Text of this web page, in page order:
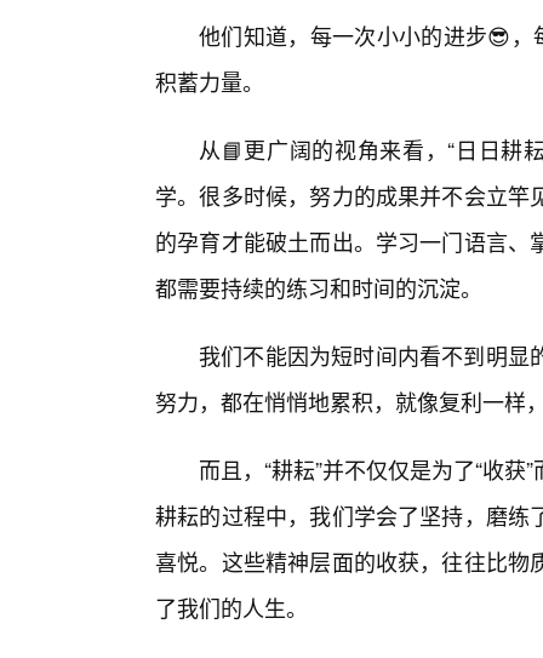
他们知道，每一次小小的进步😎，
积蓄力量。
从📘更广阔的视角来看，“日日耕
学。很多时候，努力的成果并不会立
的孕育才能破土而出。学习一门语言
都需要持续的练习和时间的沉淀。
我们不能因为短时间内看不到明
努力，都在悄悄地累积，就像复利一样
而且，“耕耘”并不仅仅是为了“收
耕耘的过程中，我们学会了坚持，磨
喜悦。这些精神层面的收获，往往比
了我们的人生。